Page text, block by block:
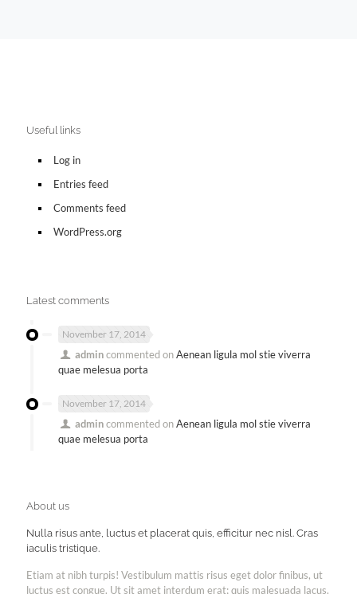
Useful links
Log in
Entries feed
Comments feed
WordPress.org
Latest comments
November 17, 2014
admincommented onAenean ligula mol stie viverra
quae melesua porta
November 17, 2014
admincommented onAenean ligula mol stie viverra
quae melesua porta
About us
Nulla risus ante, luctus et placerat quis, efficitur nec nisl. Cras
iaculis tristique.
Etiam at nibh turpis! Vestibulum mattis risus eget dolor finibus, ut
luctus est congue. Ut sit amet interdum erat; quis malesuada lacus.